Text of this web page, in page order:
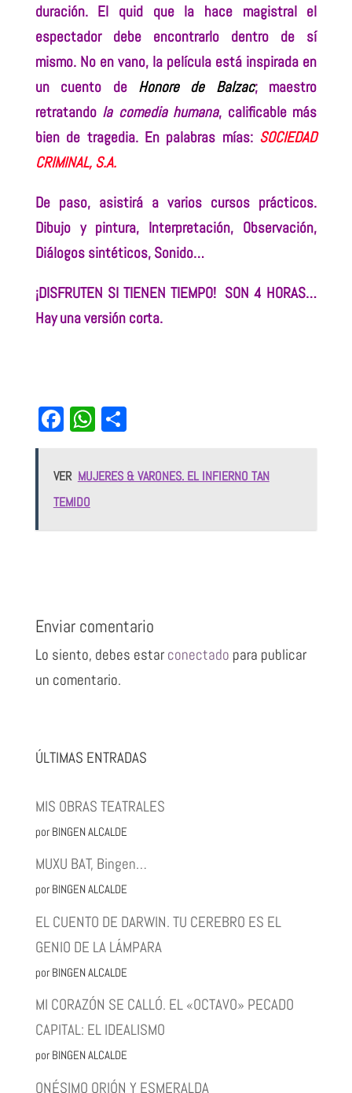
duración. El quid que la hace magistral el
espectador debe encontrarlo dentro de sí
mismo. No en vano, la película está inspirada en
un cuento de Honore de Balzac; maestro
retratando la comedia humana, calificable más
bien de tragedia. En palabras mías: SOCIEDAD
CRIMINAL, S.A.
De paso, asistirá a varios cursos prácticos.
Dibujo y pintura, Interpretación, Observación,
Diálogos sintéticos, Sonido…
¡DISFRUTEN SI TIENEN TIEMPO! SON 4 HORAS…
Hay una versión corta.
Fa
bo
ok
W
ts
Sh
e
VER MUJERES & VARONES. EL INFIERNO TAN
TEMIDO
Enviar comentario
Lo siento, debes estar conectado para publicar
un comentario.
ÚLTIMAS ENTRADAS
MIS OBRAS TEATRALES
por BINGEN ALCALDE
MUXU BAT, Bingen…
por BINGEN ALCALDE
EL CUENTO DE DARWIN. TU CEREBRO ES EL
GENIO DE LA LÁMPARA
por BINGEN ALCALDE
MI CORAZÓN SE CALLÓ. EL «OCTAVO» PECADO
CAPITAL: EL IDEALISMO
por BINGEN ALCALDE
ONÉSIMO ORIÓN Y ESMERALDA